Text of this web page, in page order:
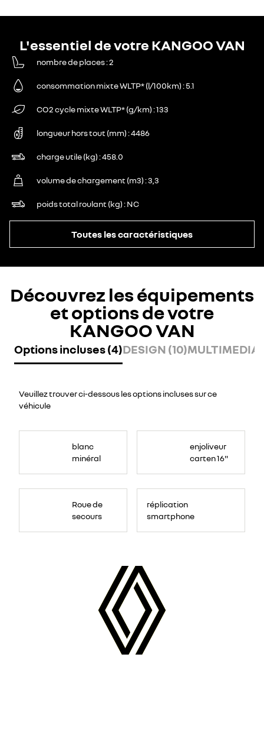
L'essentiel de votre KANGOO VAN
nombre de places 2
consommation mixte WLTP* (l/100km) 5.1
CO2 cycle mixte WLTP* (g/km) 133
longueur hors tout (mm) 4486
charge utile (kg) 458.0
volume de chargement (m3) 3,3
poids total roulant (kg) NC
Toutes les caractéristiques
Découvrez les équipements
et options de votre
KANGOO VAN
Options incluses (4)DESIGN (10)MULTIMEDIA
Veuillez trouver ci-dessous les options incluses sur ce
véhicule
blanc
minéral
enjoliveur
carten 16"
Roue de
secours
réplication
smartphone